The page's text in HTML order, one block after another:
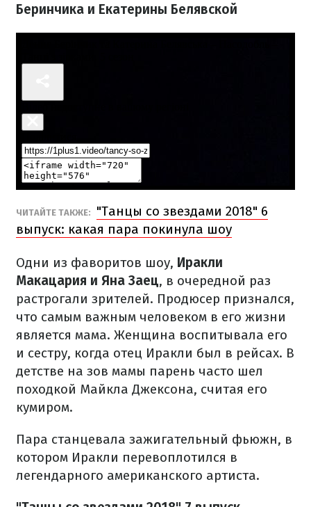
Беринчика и Екатерины Белявской
ЧИТАЙТЕ ТАКЖЕ:
"Танцы со звездами 2018" 6
выпуск: какая пара покинула шоу
Одни из фаворитов шоу, Иракли
Макацария и Яна Заец, в очередной раз
растрогали зрителей. Продюсер признался,
что самым важным человеком в его жизни
является мама. Женщина воспитывала его
и сестру, когда отец Иракли был в рейсах. В
детстве на зов мамы парень часто шел
походкой Майкла Джексона, считая его
кумиром.
Пара станцевала зажигательный фьюжн, в
котором Иракли перевоплотился в
легендарного американского артиста.